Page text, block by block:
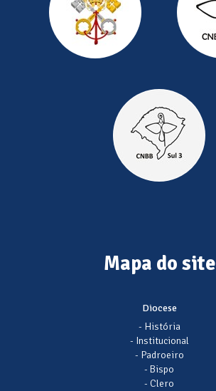
Mapa do site
Diocese
- História
- Institucional
- Padroeiro
- Bispo
- Clero